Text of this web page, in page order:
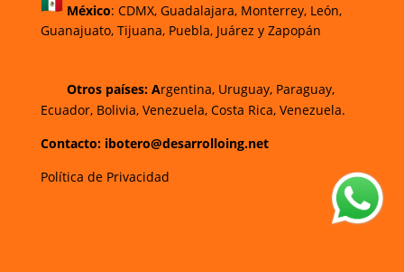
México: CDMX, Guadalajara, Monterrey, León,
Guanajuato, Tijuana, Puebla, Juárez y Zapopán
Otros países: Argentina, Uruguay, Paraguay,
Ecuador, Bolivia, Venezuela, Costa Rica, Venezuela.
Contacto: ibotero@desarrolloing.net
Política de Privacidad
w